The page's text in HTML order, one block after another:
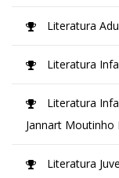
Literatura
Literatura
Literatura
Jannart Moutinho
Literatura